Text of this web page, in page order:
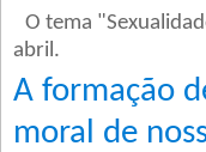
O tema
abril.
A formação
moral de